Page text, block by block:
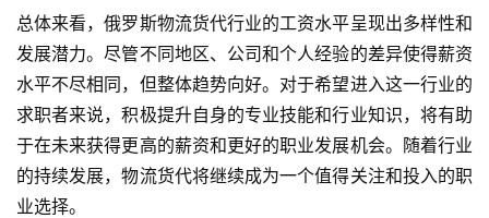
总体来看，俄罗斯物流货代行业的工资水平呈现出多样性和
发展潜力。尽管不同地区、公司和个人经验的差异使得薪资
水平不尽相同，但整体趋势向好。对于希望进入这一行业的
求职者来说，积极提升自身的专业技能和行业知识，将有助
于在未来获得更高的薪资和更好的职业发展机会。随着行业
的持续发展，物流货代将继续成为一个值得关注和投入的职
业选择。